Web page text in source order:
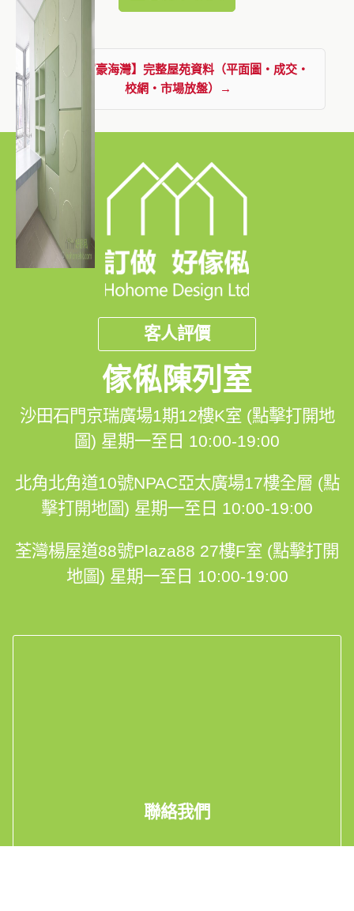
查看【富豪海灣】完整屋苑資料（平面圖・成交・
校網・市場放盤）→
客人評價
傢俬陳列室
沙田石門京瑞廣場1期12樓K室 (點擊打開地
圖) 星期一至日 10:00-19:00
北角北角道10號NPAC亞太廣場17樓全層 (點
擊打開地圖) 星期一至日 10:00-19:00
荃灣楊屋道88號Plaza88 27樓F室 (點擊打開
地圖) 星期一至日 10:00-19:00
聯絡我們